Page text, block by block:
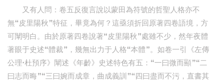
又有人問：卷五反復言說以蒙田為符號的哲聖人格亦不
無“皮里陽秋”特征，畢竟為何？這亟須折回原著四卷語境，方
可闡明白。由於原著四卷說著“皮里陽秋”處雖不少，然年夜體
著眼于史述“體裁”，幾無出力于人格“本體”。如卷一引《左傳
公理·杜預序》闡述《年齡》史述特色有五：“一曰微而顯”“二
曰志而晦”“三曰婉而成章，曲成義訓”“四曰盡而不污，直書其